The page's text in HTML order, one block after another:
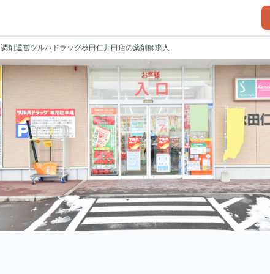
調剤運営ツルハドラッグ秋田仁井田店の薬剤師求人